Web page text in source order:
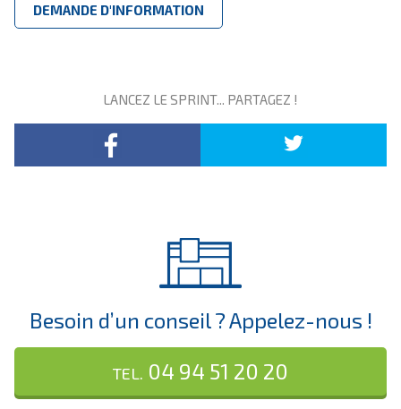
DEMANDE D'INFORMATION
LANCEZ LE SPRINT... PARTAGEZ !
Besoin d’un conseil ? Appelez-nous !
TEL. 04 94 51 20 20